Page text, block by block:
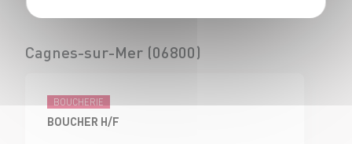
Cagnes-sur-Mer (06800)
BOUCHERIE
BOUCHER H/F